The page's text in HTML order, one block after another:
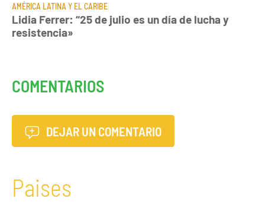
AMÉRICA LATINA Y EL CARIBE
Lidia Ferrer: “25 de julio es un día de lucha y
resistencia»
COMENTARIOS
DEJAR UN COMENTARIO
Paises